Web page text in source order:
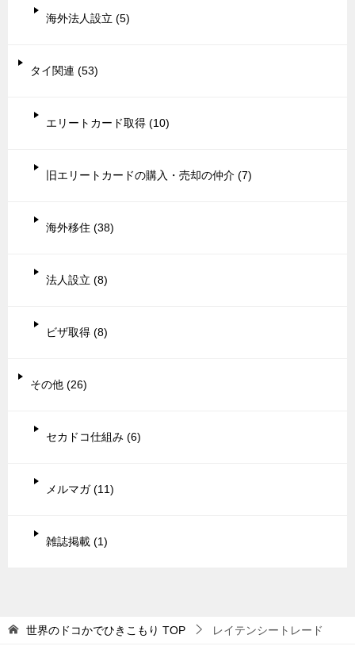
海外法人設立 (5)
タイ関連 (53)
エリートカード取得 (10)
旧エリートカードの購入・売却の仲介 (7)
海外移住 (38)
法人設立 (8)
ビザ取得 (8)
その他 (26)
セカドコ仕組み (6)
メルマガ (11)
雑誌掲載 (1)
世界のドコかでひきこもり TOP レイテンシートレード